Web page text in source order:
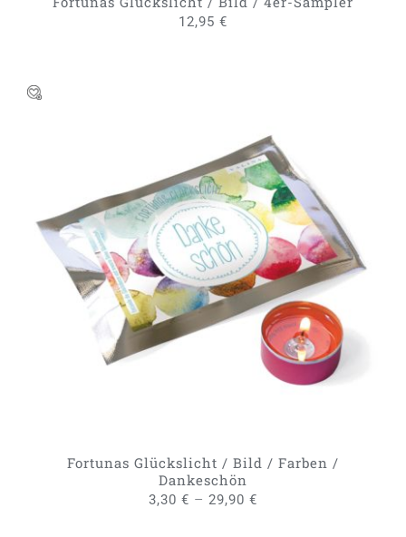
12,95 €
AUSFÜHRUNG WÄHLEN DIESES
PRODUKT
WEIST
MEHRERE
VARIANTEN
AUF.
DIE
OPTIONEN
KÖNNEN
GEWÄHLT
/
DETAILS
Fortunas Glückslicht / Bild / Farben /
Dankeschön
3,30 € – 29,90 €